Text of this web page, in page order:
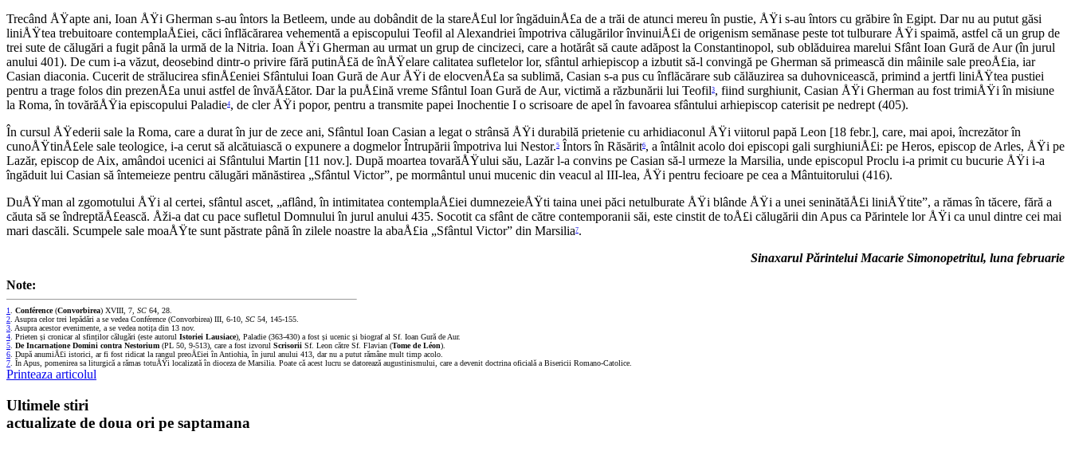
Trecând ÅŸapte ani, Ioan ÅŸi Gherman s-au întors la Betleem, unde au dobândit de la stareÅ£ul lor îngăduinÅ£a de a trăi de atunci mereu în pustie, ÅŸi s-au întors cu grăbire în Egipt. Dar nu au putut găsi
liniÅŸtea trebuitoare contemplaÅ£iei, căci înflăcărarea vehementă a episcopului Teofil al Alexandriei împotriva călugărilor învinuiÅ£i de origenism semănase peste tot tulburare ÅŸi spaimă, astfel că un grup de
trei sute de călugări a fugit până la urmă de la Nitria. Ioan ÅŸi Gherman au urmat un grup de cincizeci, care a hotărât să caute adăpost la Constantinopol, sub oblăduirea marelui Sfânt Ioan Gură de Aur (în jurul
anului 401). De cum i-a văzut, deosebind dintr-o privire fără putinÅ£ă de înÅŸelare calitatea sufletelor lor, sfântul arhiepiscop a izbutit să-l convingă pe Gherman să primească din mâinile sale preoÅ£ia, iar
Casian diaconia. Cucerit de strălucirea sfinÅ£eniei Sfântului Ioan Gură de Aur ÅŸi de elocvenÅ£a sa sublimă, Casian s-a pus cu înflăcărare sub călăuzirea sa duhovnicească, primind a jertfi liniÅŸtea pustiei
pentru a trage folos din prezenÅ£a unui astfel de învăÅ£ător. Dar la puÅ£ină vreme Sfântul Ioan Gură de Aur, victimă a răzbunării lui Teofil3, fiind surghiunit, Casian ÅŸi Gherman au fost trimiÅŸi în misiune
la Roma, în tovărăÅŸia episcopului Paladie4, de cler ÅŸi popor, pentru a transmite papei Inochentie I o scrisoare de apel în favoarea sfântului arhiepiscop caterisit pe nedrept (405).
În cursul ÅŸederii sale la Roma, care a durat în jur de zece ani, Sfântul Ioan Casian a legat o strânsă ÅŸi durabilă prietenie cu arhidiaconul ÅŸi viitorul papă Leon [18 febr.], care, mai apoi, încrezător în
cunoÅŸtinÅ£ele sale teologice, i-a cerut să alcătuiască o expunere a dogmelor Întrupării împotriva lui Nestor.5 Întors în Răsărit6, a întâlnit acolo doi episcopi gali surghiuniÅ£i: pe Heros, episcop de Arles, ÅŸi pe
Lazăr, episcop de Aix, amândoi ucenici ai Sfântului Martin [11 nov.]. După moartea tovarăÅŸului său, Lazăr l-a convins pe Casian să-l urmeze la Marsilia, unde episcopul Proclu i-a primit cu bucurie ÅŸi i-a
îngăduit lui Casian să întemeieze pentru călugări mănăstirea „Sfântul Victor”, pe mormântul unui mucenic din veacul al III-lea, ÅŸi pentru fecioare pe cea a Mântuitorului (416).
DuÅŸman al zgomotului ÅŸi al certei, sfântul ascet, „aflând, în intimitatea contemplaÅ£iei dumnezeieÅŸti taina unei păci netulburate ÅŸi blânde ÅŸi a unei seninătăÅ£i liniÅŸtite”, a rămas în tăcere, fără a
căuta să se îndreptăÅ£ească. Åži-a dat cu pace sufletul Domnului în jurul anului 435. Socotit ca sfânt de către contemporanii săi, este cinstit de toÅ£i călugării din Apus ca Părintele lor ÅŸi ca unul dintre cei mai
mari dascăli. Scumpele sale moaÅŸte sunt păstrate până în zilele noastre la abaÅ£ia „Sfântul Victor” din Marsilia7.
Sinaxarul Părintelui Macarie Simonopetritul, luna februarie
Note:
1. Conférence(Convorbirea) XVIII, 7, SC 64, 28.
2. Asupra celor trei lepădări a se vedea Conférence (Convorbirea) III, 6-10, SC 54, 145-155.
3. Asupra acestor evenimente, a se vedea notița din 13 nov.
4. Prieten și cronicar al sfinților călugări (este autorul Istoriei Lausiace), Paladie (363-430) a fost și ucenic și biograf al Sf. Ioan Gură de Aur.
5. De Incarnatione Domini contra Nestorium (PL 50, 9-513), care a fost izvorul Scrisorii Sf. Leon către Sf. Flavian (Tome de Léon).
6. După anumiÅ£i istorici, ar fi fost ridicat la rangul preoÅ£iei în Antiohia, în jurul anului 413, dar nu a putut rămâne mult timp acolo.
7. În Apus, pomenirea sa liturgică a rămas totuÅŸi localizată în dioceza de Marsilia. Poate că acest lucru se datorează augustinismului, care a devenit doctrina oficială a Bisericii Romano-Catolice.
Printeaza articolul
Ultimele stiri
actualizate de doua ori pe saptamana